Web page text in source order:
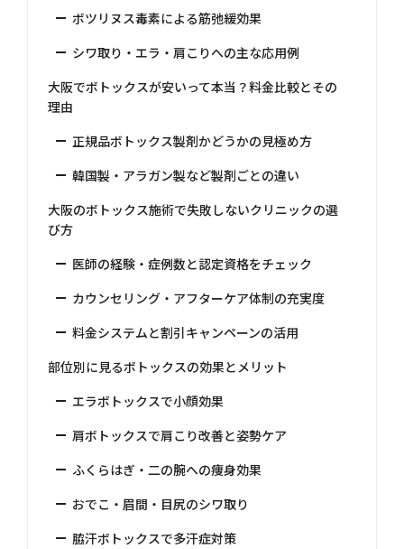
ボツリヌス毒素による筋弛緩効果
シワ取り・エラ・肩こりへの主な応用例
大阪でボトックスが安いって本当？料金比較とその
理由
正規品ボトックス製剤かどうかの見極め方
韓国製・アラガン製など製剤ごとの違い
大阪のボトックス施術で失敗しないクリニックの選
び方
医師の経験・症例数と認定資格をチェック
カウンセリング・アフターケア体制の充実度
料金システムと割引キャンペーンの活用
部位別に見るボトックスの効果とメリット
エラボトックスで小顔効果
肩ボトックスで肩こり改善と姿勢ケア
ふくらはぎ・二の腕への痩身効果
おでこ・眉間・目尻のシワ取り
脇汗ボトックスで多汗症対策